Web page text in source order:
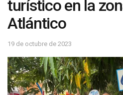
turístico en la
Atlántico
19 de octubre de 2023